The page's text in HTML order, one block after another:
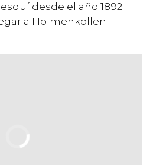
desde el año 1892.
a Holmenkollen.